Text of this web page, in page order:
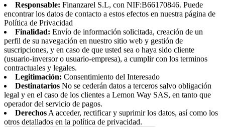
Responsable: Finanzarel S.L, con NIF:B66170846. Puede
encontrar los datos de contacto a estos efectos en nuestra página de
Política de Privacidad
Finalidad: Envío de información solicitada, creación de un
perfil de su navegación en nuestro sitio web y gestión de
suscripciones, y en caso de que usted sea o haya sido cliente
(usuario-inversor o usuario-empresa), a cumplir con los terminos
contractuales y legales.
Legitimación: Consentimiento del Interesado
Destinatarios No se cederán datos a terceros salvo obligación
legal y en el caso de los clientes a Lemon Way SAS, en tanto que
operador del servicio de pagos.
Derechos A acceder, rectificar y suprimir los datos, así como los
otros detallados en la política de privacidad.